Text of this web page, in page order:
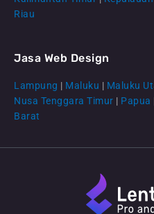
Riau
Jasa Web Design
Lampung | Maluku | Maluku
Nusa Tenggara Timur | Papua
Barat